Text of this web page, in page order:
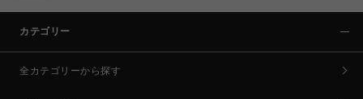
カテゴリー
全カテゴリーから探す